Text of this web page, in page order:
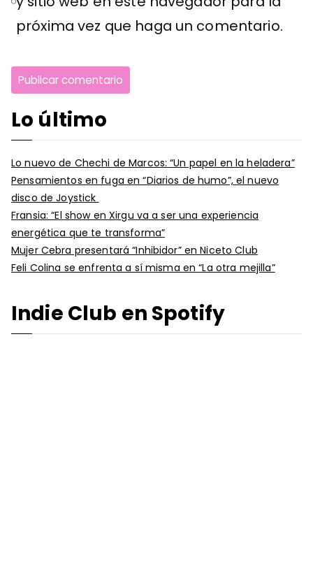
próxima vez que haga un comentario.
Lo último
Lo nuevo de Chechi de Marcos: “Un papel en la heladera”
Pensamientos en fuga en “Diarios de humo”, el nuevo
disco de Joystick
Fransia: “El show en Xirgu va a ser una experiencia
energética que te transforma”
Mujer Cebra presentará “Inhibidor” en Niceto Club
Feli Colina se enfrenta a sí misma en “La otra mejilla”
Indie Club en Spotify